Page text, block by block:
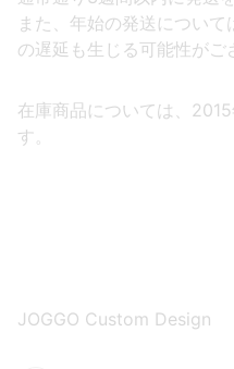
また、年始の発送につい
の遅延も生じる可能性がご
在庫商品については、
す。
JOGGO Custom Design